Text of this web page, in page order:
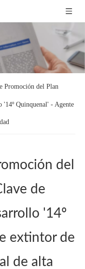
Promoción del Plan
'14º Quinquenal' - Agente
del
de
'14º
extintor de
de alta